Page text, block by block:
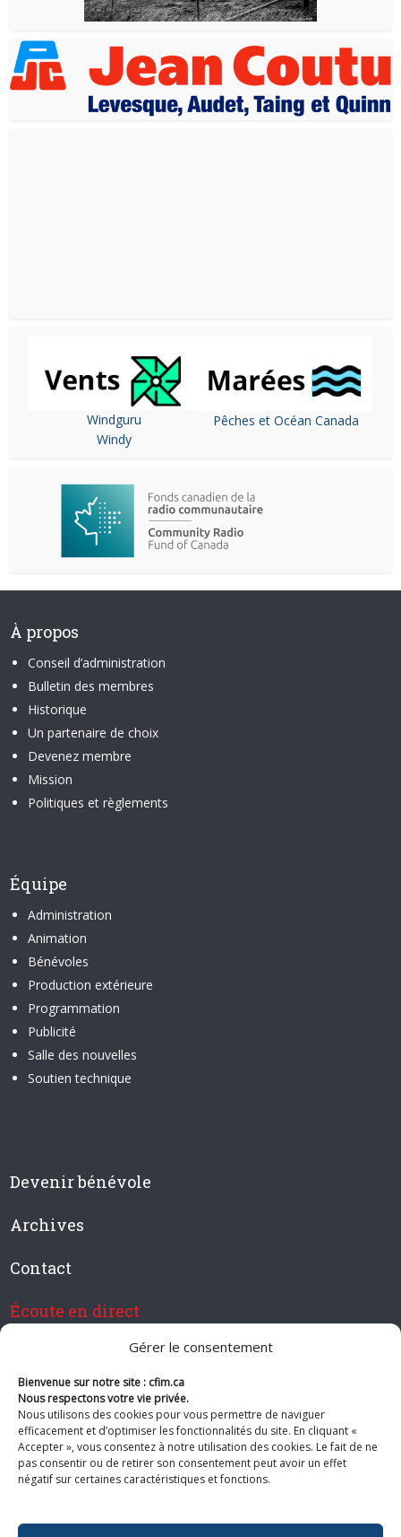
Gérer le consentement
Bienvenue sur notre site : cfim.ca
Nous respectons votre vie privée.
Nous utilisons des cookies pour vous permettre de naviguer
efficacement et d’optimiser les fonctionnalités du site. En cliquant «
Accepter », vous consentez à notre utilisation des cookies. Le fait de ne
pas consentir ou de retirer son consentement peut avoir un effet
négatif sur certaines caractéristiques et fonctions.
Windguru
Windy
Pêches et Océan Canada
À propos
Conseil d’administration
Bulletin des membres
Historique
Un partenaire de choix
Devenez membre
Mission
Politiques et règlements
Équipe
Administration
Animation
Bénévoles
Production extérieure
Programmation
Publicité
Salle des nouvelles
Soutien technique
Devenir bénévole
Archives
Contact
Écoute en direct
Devenir membre de CFIM
Suivez-nous